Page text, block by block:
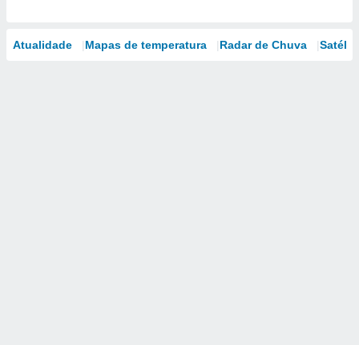
Atualidade Mapas de temperatura Radar de Chuva